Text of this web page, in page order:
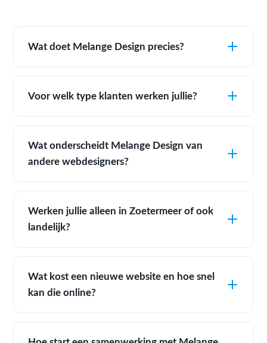
Wat doet Melange Design precies?
Voor welk type klanten werken jullie?
Wat onderscheidt Melange Design van
andere webdesigners?
Werken jullie alleen in Zoetermeer of ook
landelijk?
Wat kost een nieuwe website en hoe snel
kan die online?